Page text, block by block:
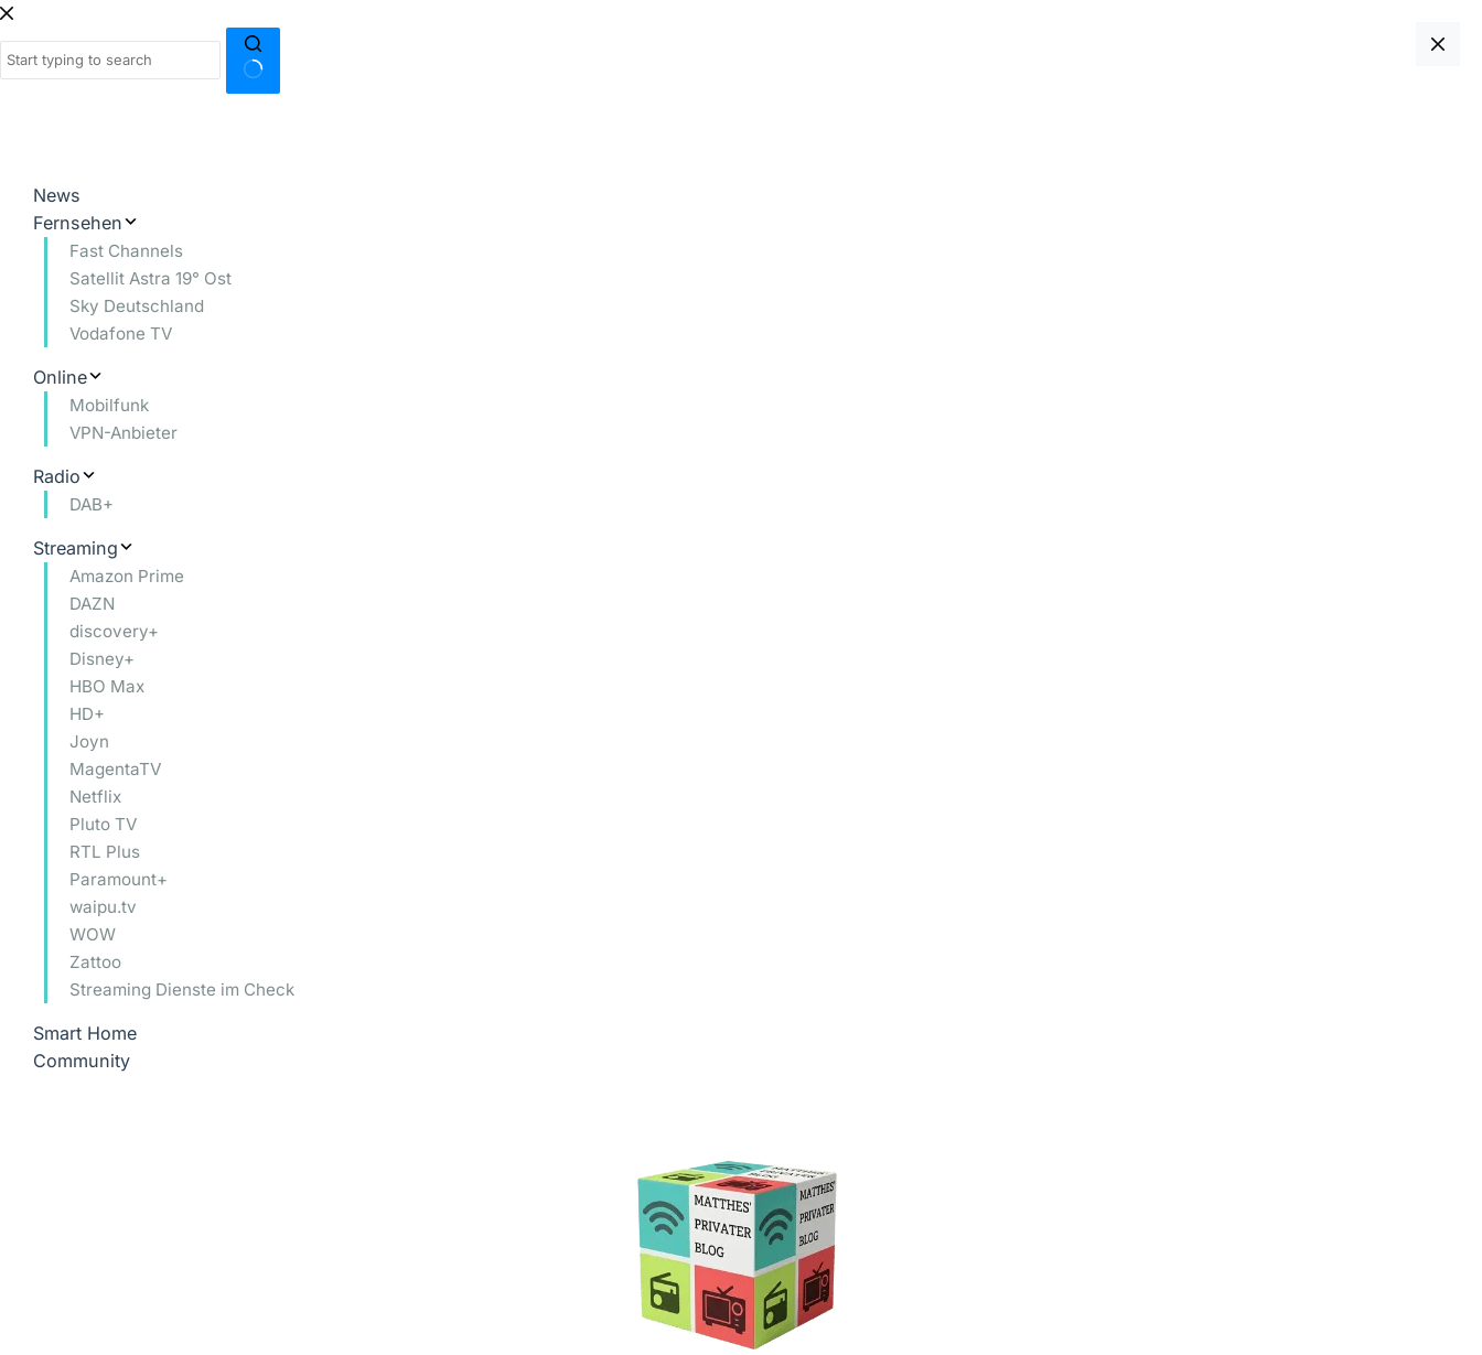
Zum
Inhalt
springen
News
Fernsehen
Fast Channels
Satellit Astra 19° Ost
Sky Deutschland
Vodafone TV
Online
Mobilfunk
VPN-Anbieter
Radio
DAB+
Streaming
Amazon Prime
DAZN
discovery+
Disney+
HBO Max
HD+
Joyn
MagentaTV
Netflix
Pluto TV
RTL Plus
Paramount+
waipu.tv
WOW
Zattoo
Streaming Dienste im Check
Smart Home
Community